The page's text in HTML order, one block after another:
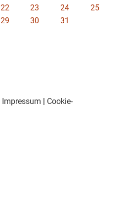
22 23 24
25
29 30
31
Impressum | Cookie-